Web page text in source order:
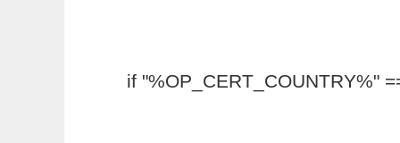
if "%OP_CERT_COUNTRY%"